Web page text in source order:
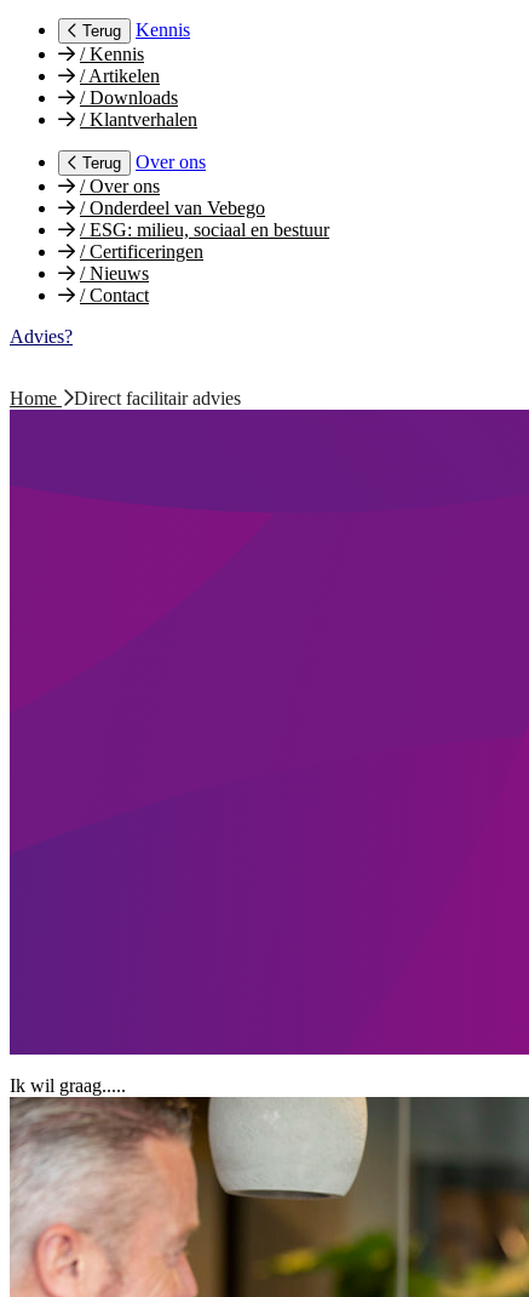
Terug
Kennis
/Kennis
/Artikelen
/Downloads
/Klantverhalen
Terug
Over ons
/Over ons
/Onderdeel van Vebego
/ESG: milieu, sociaal en bestuur
/Certificeringen
/Nieuws
/Contact
Advies?
Home Direct facilitair advies
Ik wil graag.....